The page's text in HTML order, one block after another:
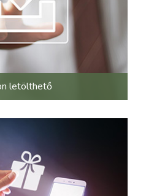
letölthető